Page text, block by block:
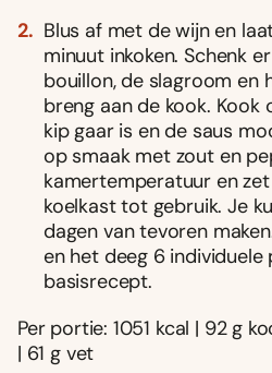
Blus af met de wijn en
minuut inkoken. Schenk
bouillon, de slagroom en
breng aan de kook. Kook
kip gaar is en de saus
op smaak met zout en
kamertemperatuur en
koelkast tot gebruik. Je
dagen van tevoren
en het deeg 6 individuele
basisrecept.
Per portie: 1051 kcal | 92 g
| 61 g vet